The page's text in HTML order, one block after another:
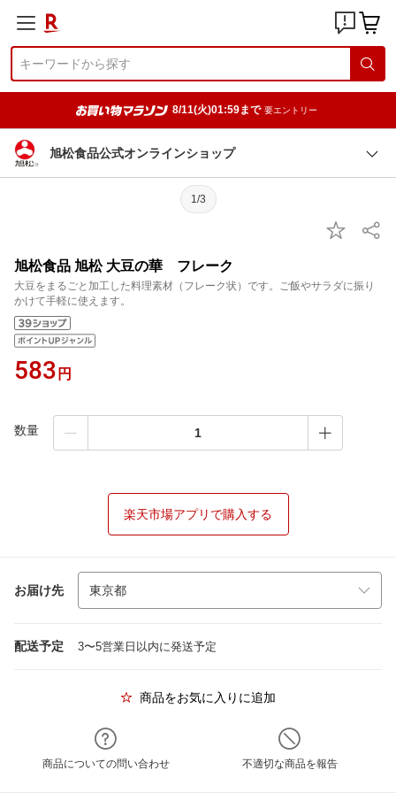
8/11(火)01:59まで 要エントリー
旭松食品公式オンラインショップ
1/3
旭松食品 旭松 大豆の華 フレーク
大豆をまるごと加工した料理素材（フレーク状）です。ご飯やサラダに振り
かけて手軽に使えます。
583 円
数量
楽天市場アプリで購入する
お届け先
配送予定 3〜5営業日以内に発送予定
商品をお気に入りに追加
商品についての問い合わせ 不適切な商品を報告